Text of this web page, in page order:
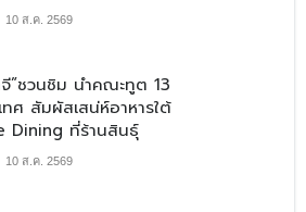
10 ส.ค. 2569
”ชวนชิม นำคณะทูต 13
ทศ สัมผัสเสน่ห์อาหารใต้
Dining ที่ร้านสินธุ์
10 ส.ค. 2569